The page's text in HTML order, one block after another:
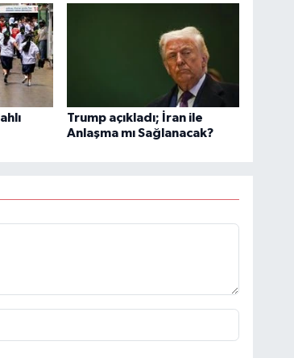
Trump açıkladı; İran ile
Anlaşma mı Sağlanacak?